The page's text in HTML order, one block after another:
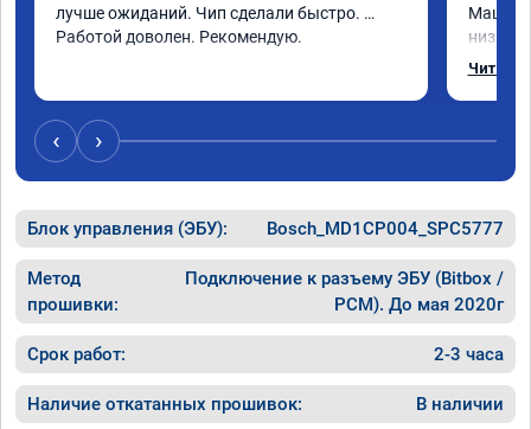
лучше ожиданий. Чип сделали быстро.
Работой доволен. Рекомендую.
Машина
низких
км/ч
Читать
‹ ›
Блок управления (ЭБУ): Bosch_MD1CP004_SPC5777
Метод
прошивки:
Подключение к разъему ЭБУ (Bitbox /
PCM). До мая 2020г
Срок работ: 2-3 часа
Наличие откатанных прошивок: В наличии